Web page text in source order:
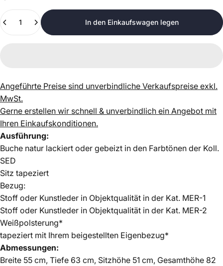
Anzahl
In den Einkaufswagen legen
Angeführte Preise sind unverbindliche Verkaufspreise exkl.
MwSt.
Gerne erstellen wir schnell & unverbindlich ein Angebot mit
Ihren Einkaufskonditionen.
Ausführung:
Buche natur lackiert oder gebeizt in den Farbtönen der Koll.
SED
Sitz tapeziert
Bezug:
Stoff oder Kunstleder in Objektqualität in der Kat. MER-1
Stoff oder Kunstleder in Objektqualität in der Kat. MER-2
Weißpolsterung*
tapeziert mit Ihrem beigestellten Eigenbezug*
Abmessungen:
Breite 55 cm, Tiefe 63 cm, Sitzhöhe 51 cm, Gesamthöhe 82